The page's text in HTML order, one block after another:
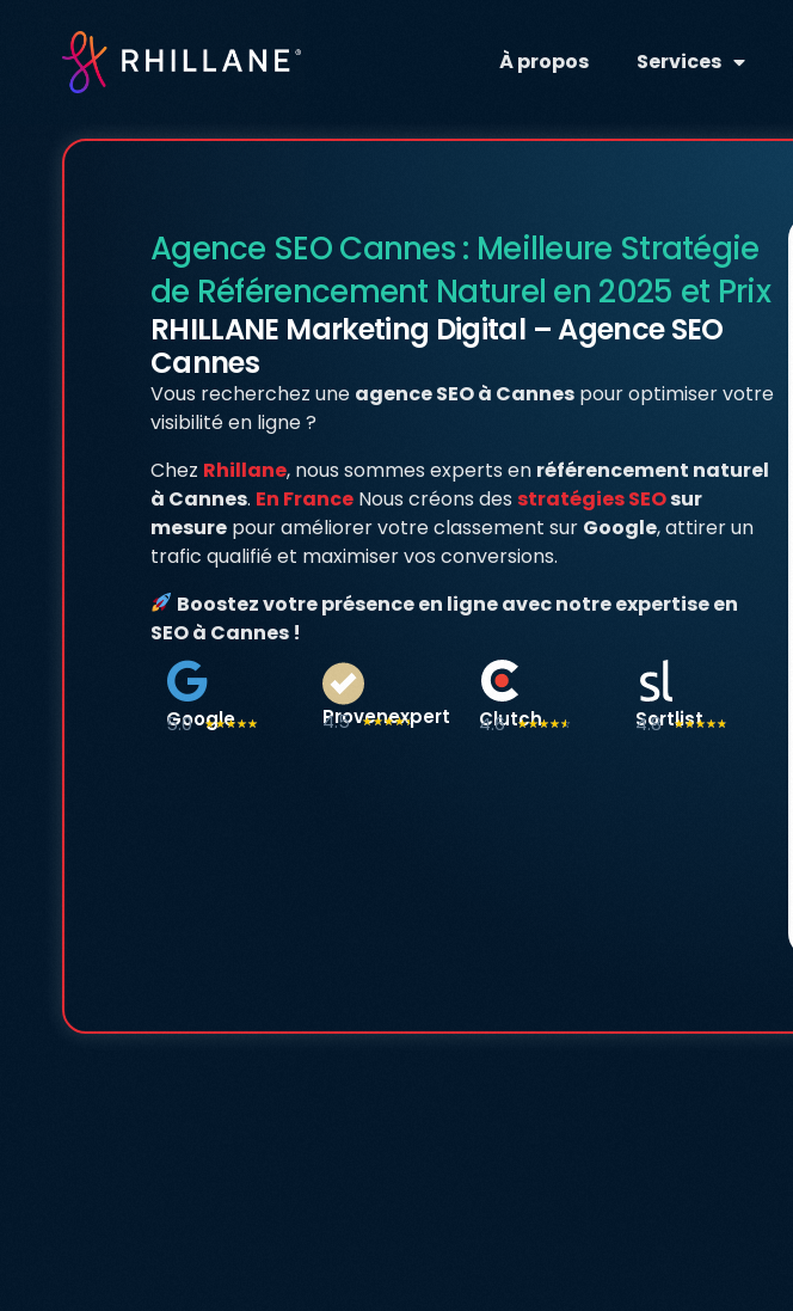
À propos Services
Agence SEO Cannes : Meilleure Stratégie
de Référencement Naturel en 2025 et Prix
RHILLANE Marketing Digital – Agence SEO
Cannes
Vous recherchez une agence SEO à Cannes pour optimiser votre
visibilité en ligne ?
Chez Rhillane, nous sommes experts en référencement naturel
à Cannes. En France Nous créons desstratégies SEOsur
mesure pour améliorer votre classement sur Google, attirer un
trafic qualifié et maximiser vos conversions.
Boostez votre présence en ligne avec notre expertise en
SEO à Cannes !
Google
5.0 ☆☆☆☆☆ Provenexpert
4.5 ☆☆☆☆☆ Clutch
4.6 ☆☆☆☆☆ Sortlist
4.8 ☆☆☆☆☆